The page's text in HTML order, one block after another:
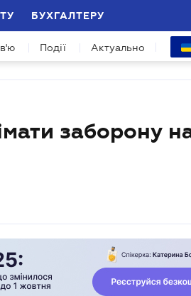
БУХГАЛТЕРУ
Події Актуально
заборону